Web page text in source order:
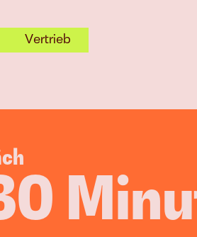
Vertrieb